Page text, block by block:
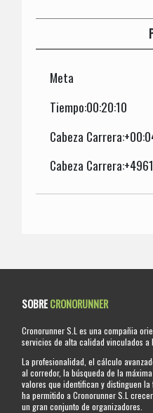
Meta
Tiempo:00:20:10
Cabeza
Cabeza
SOBRECRONORUNNER
Cronorunner S.L es una compañia
servicios de alta calidad vinculados a
La profesionalidad, el cálculo
al corredor, la búsqueda de la
valores que identifican y distinguen
ha permitido a Cronorunner S.L
un gran conjunto de organizadores.